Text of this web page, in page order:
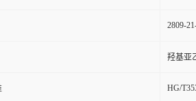
2809-
羟基亚
HG/